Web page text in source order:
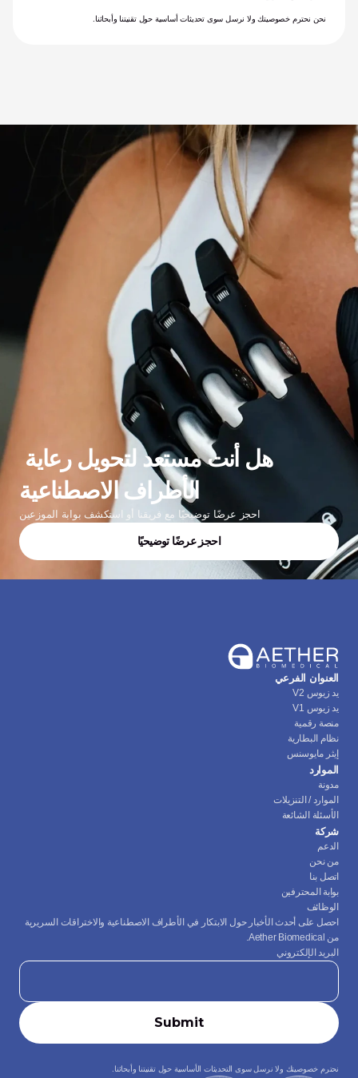
نحن نحترم خصوصيتك ولا نرسل سوى تحديثات أساسية حول تقنيتنا وأبحاثنا.
الأطراف الاصطناعية
احجز عرضًا توضيحيًا مع فريقنا أو استكشف بوابة الموزعين
احجز عرضًا توضيحيًا
العنوان الفرعي
يد زيوس V2
يد زيوس V1
منصة رقمية
نظام البطارية
إيثر مايوسنس
الموارد
مدونة
الموارد / التنزيلات
الأسئلة الشائعة
شركة
الدعم
من نحن
اتصل بنا
بوابة المحترفين
الوظائف
من Aether Biomedical.
البريد الإلكتروني
نحترم خصوصيتك ولا نرسل سوى التحديثات الأساسية حول تقنيتنا وأبحاثنا.